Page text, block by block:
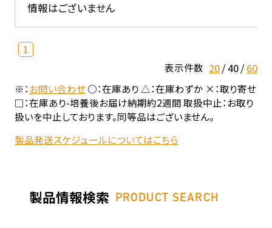
情報はございません
1
表示件数 20 40 60
※：お問い合わせ○：在庫あり △：在庫わずか ×：取り寄せ
□：在庫あり-培養後お届け納期約2週間 取扱中止：お取り
扱いを中止しております。同等品はございません。
製品発送スケジュールについてはこちら
製品情報検索 PRODUCT SEARCH